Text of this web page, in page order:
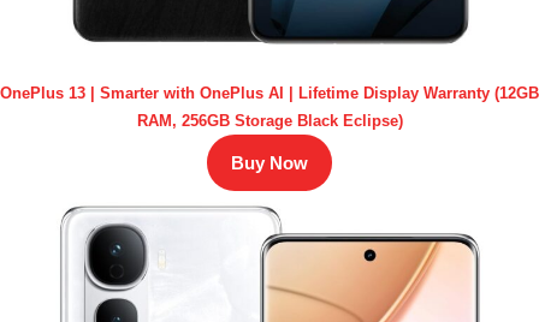
OnePlus 13 | Smarter with OnePlus AI | Lifetime Display Warranty (12GB
RAM, 256GB Storage Black Eclipse)
Buy Now